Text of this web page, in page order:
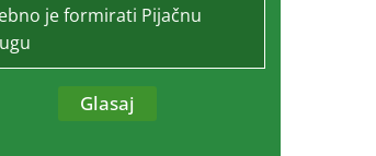
je formirati Pijačnu